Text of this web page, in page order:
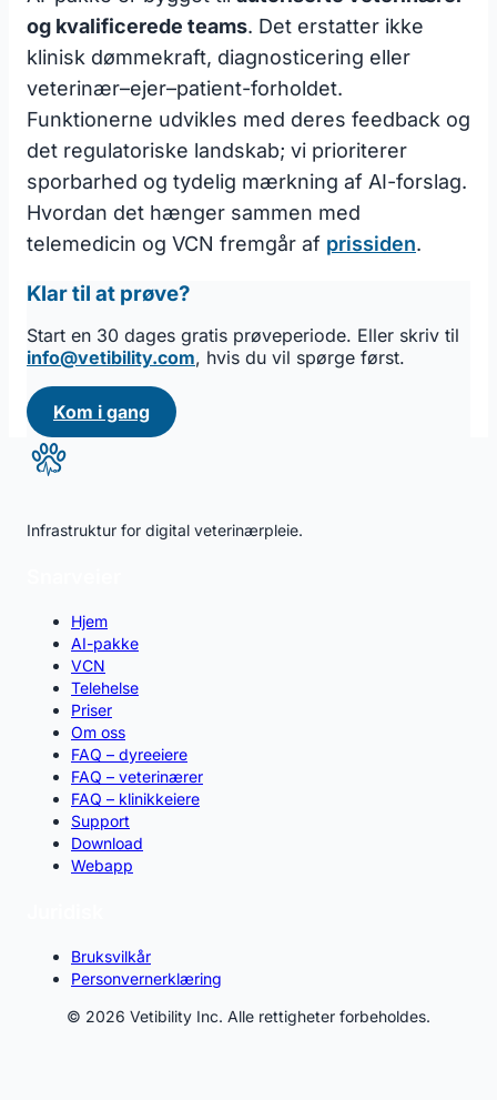
og kvalificerede teams. Det erstatter ikke
klinisk dømmekraft, diagnosticering eller
veterinær–ejer–patient-forholdet.
Funktionerne udvikles med deres feedback og
det regulatoriske landskab; vi prioriterer
sporbarhed og tydelig mærkning af AI-forslag.
Hvordan det hænger sammen med
telemedicin og VCN fremgår af prissiden.
Klar til at prøve?
Start en 30 dages gratis prøveperiode. Eller skriv til
info@vetibility.com, hvis du vil spørge først.
Kom i gang
Infrastruktur for digital veterinærpleie.
Hjem
AI-pakke
VCN
Telehelse
Priser
Om oss
FAQ – dyreeiere
FAQ – veterinærer
FAQ – klinikkeiere
Support
Download
Webapp
Bruksvilkår
Personvernerklæring
© 2026 Vetibility Inc. Alle rettigheter forbeholdes.